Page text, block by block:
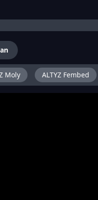
Moly ALTYZ Fembed